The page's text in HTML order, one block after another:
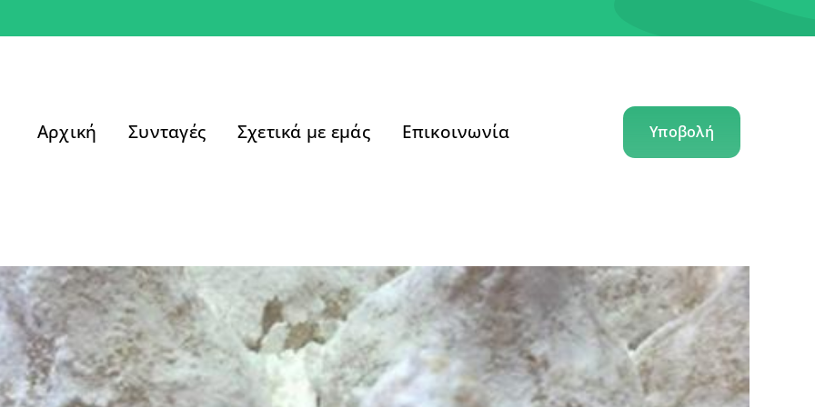
Αρχική Συνταγές Σχετικά με εμάς Επικοινωνία Υποβολή